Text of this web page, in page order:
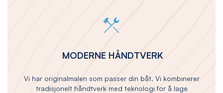
MODERNE HÅNDTVERK
Vi har originalmalen som passer din båt. Vi kombinerer
tradisjonelt håndtverk med teknologi for å lage